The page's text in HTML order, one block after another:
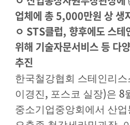
업체에 총5,000만원 상 생
ㅇ STS클럽, 향후에도 스테
위해 기술자문서비스 등 다
추진
한국철강협회 스테인리스
이경진, 포스코 실장)은 8
중소기업중앙회에서 산